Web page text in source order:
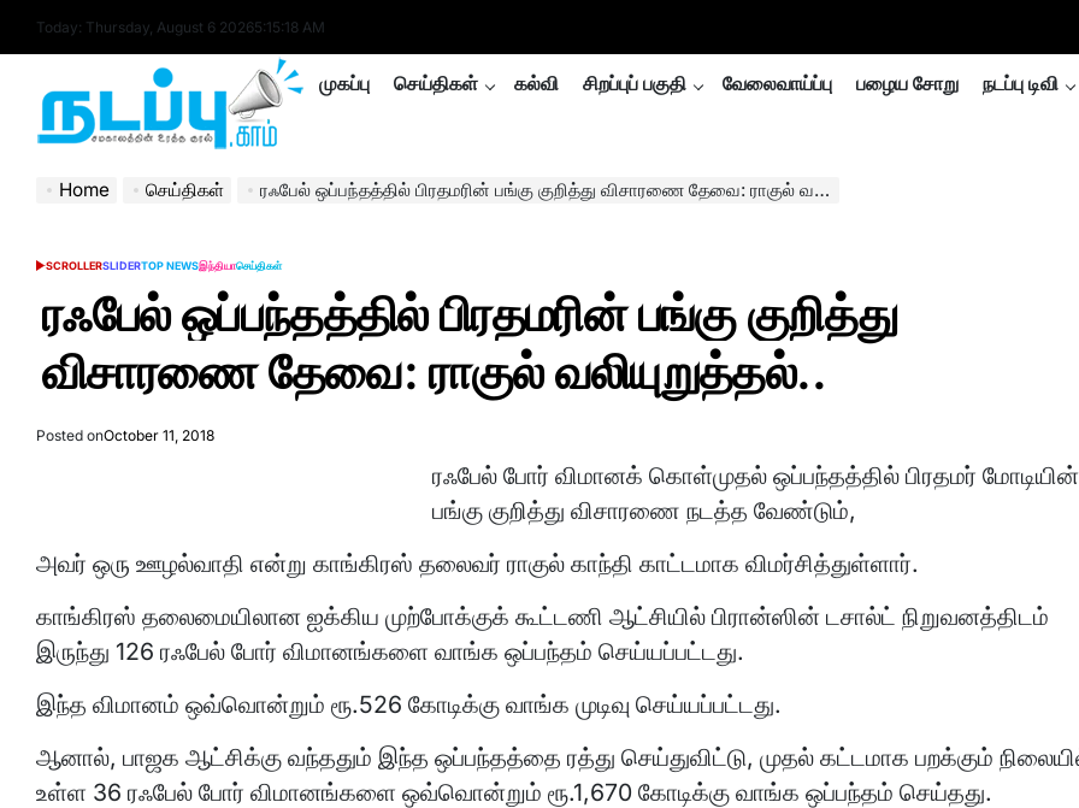
Today: Thursday, August 6 20265:15:19 AM
nadappu.com
முகப்பு செய்திகள் கல்வி சிறப்புப் பகுதி வேலைவாய்ப்பு பழைய சோறு நடப்பு டிவி
Home செய்திகள் ரஃபேல் ஒப்பந்தத்தில் பிரதமரின் பங்கு குறித்து விசாரணை தேவை: ராகுல் வலியுறுத்தல்..
POSTED
SCROLLERSLIDERTOP NEWSஇந்தியாசெய்திகள்
ரஃபேல் ஒப்பந்தத்தில் பிரதமரின் பங்கு குறித்து
விசாரணை தேவை: ராகுல் வலியுறுத்தல்..
Posted onOctober 11, 2018
ரஃபேல் போர் விமானக் கொள்முதல் ஒப்பந்தத்தில் பிரதமர் மோடியின்
பங்கு குறித்து விசாரணை நடத்த வேண்டும்,
அவர் ஒரு ஊழல்வாதி என்று காங்கிரஸ் தலைவர் ராகுல் காந்தி காட்டமாக விமர்சித்துள்ளார்.
காங்கிரஸ் தலைமையிலான ஐக்கிய முற்போக்குக் கூட்டணி ஆட்சியில் பிரான்ஸின் டசால்ட் நிறுவனத்திடம்
இருந்து 126 ரஃபேல் போர் விமானங்களை வாங்க ஒப்பந்தம் செய்யப்பட்டது.
இந்த விமானம் ஒவ்வொன்றும் ரூ.526 கோடிக்கு வாங்க முடிவு செய்யப்பட்டது.
ஆனால், பாஜக ஆட்சிக்கு வந்ததும் இந்த ஒப்பந்தத்தை ரத்து செய்துவிட்டு, முதல் கட்டமாக பறக்கும்
உள்ள 36 ரஃபேல் போர் விமானங்களை ஒவ்வொன்றும் ரூ.1,670 கோடிக்கு வாங்க ஒப்பந்தம் செய்தது.